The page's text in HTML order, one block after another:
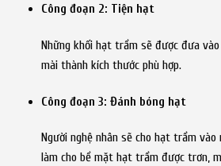
Công đoạn 2: Tiện hạt
Những khối hạt trầm sẽ được đưa
mài thành kích thước phù hợp.
Công đoạn 3: Đánh bóng hạt
Người nghệ nhân sẽ cho hạt trầm vào
làm cho bề mặt hạt trầm được trơn,